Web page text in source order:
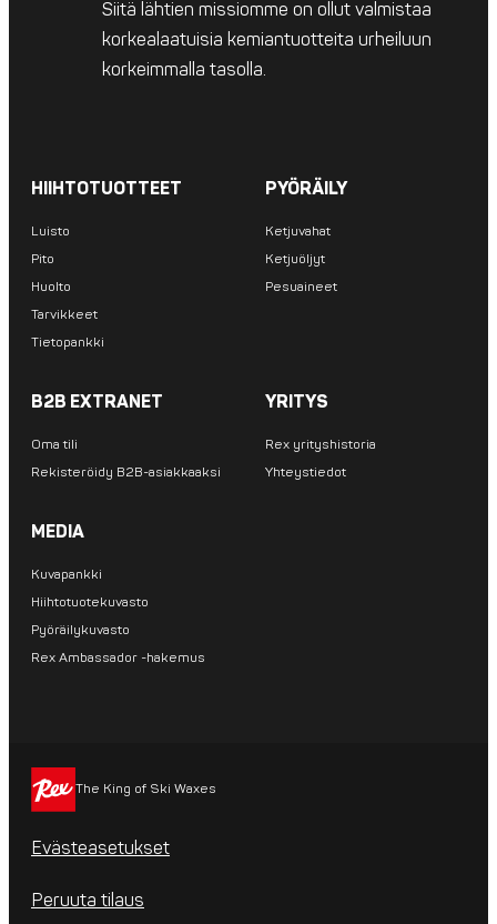
Siitä lähtien missiomme on ollut valmistaa
korkealaatuisia kemiantuotteita urheiluun
korkeimmalla tasolla.
HIIHTOTUOTTEET
Luisto
Pito
Huolto
Tarvikkeet
Tietopankki
PYÖRÄILY
Ketjuvahat
Ketjuöljyt
Pesuaineet
B2B EXTRANET
Oma tili
Rekisteröidy B2B-asiakkaaksi
YRITYS
Rex yrityshistoria
Yhteystiedot
MEDIA
Kuvapankki
Hiihtotuotekuvasto
Pyöräilykuvasto
Rex Ambassador -hakemus
The King of Ski Waxes
Evästeasetukset
Peruuta tilaus